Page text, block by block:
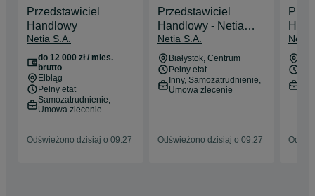
Przedstawiciel
Handlowy
Netia S.A.
do 12 000 zł / mies.
brutto
Elbląg
Pełny etat
Samozatrudnienie,
Umowa zlecenie
Odświeżono dzisiaj o 09:27
Przedstawiciel
Handlowy - Netia
S.A.
Netia S.A.
Białystok, Centrum
Pełny etat
Inny, Samozatrudnienie,
Umowa zlecenie
Odświeżono dzisiaj o 09:27
S.A.
Netia